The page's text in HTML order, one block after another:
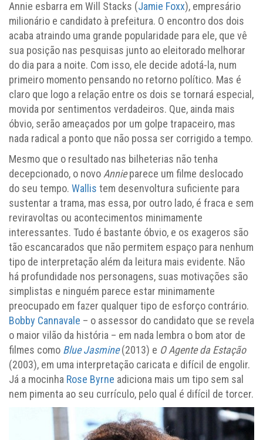
Annie esbarra em Will Stacks (Jamie Foxx), empresário
milionário e candidato à prefeitura. O encontro dos dois
acaba atraindo uma grande popularidade para ele, que vê
sua posição nas pesquisas junto ao eleitorado melhorar
do dia para a noite. Com isso, ele decide adotá-la, num
primeiro momento pensando no retorno político. Mas é
claro que logo a relação entre os dois se tornará especial,
movida por sentimentos verdadeiros. Que, ainda mais
óbvio, serão ameaçados por um golpe trapaceiro, mas
nada radical a ponto que não possa ser corrigido a tempo.
Mesmo que o resultado nas bilheterias não tenha
decepcionado, o novo Annieparece um filme deslocado
do seu tempo. Wallis tem desenvoltura suficiente para
sustentar a trama, mas essa, por outro lado, é fraca e sem
reviravoltas ou acontecimentos minimamente
interessantes. Tudo é bastante óbvio, e os exageros são
tão escancarados que não permitem espaço para nenhum
tipo de interpretação além da leitura mais evidente. Não
há profundidade nos personagens, suas motivações são
simplistas e ninguém parece estar minimamente
preocupado em fazer qualquer tipo de esforço contrário.
Bobby Cannavale – o assessor do candidato que se revela
o maior vilão da história – em nada lembra o bom ator de
filmes como Blue Jasmine(2013) e O Agente da Estação
(2003), em uma interpretação caricata e difícil de engolir.
Já a mocinha Rose Byrne adiciona mais um tipo sem sal
nem pimenta ao seu currículo, pelo qual é difícil de torcer.